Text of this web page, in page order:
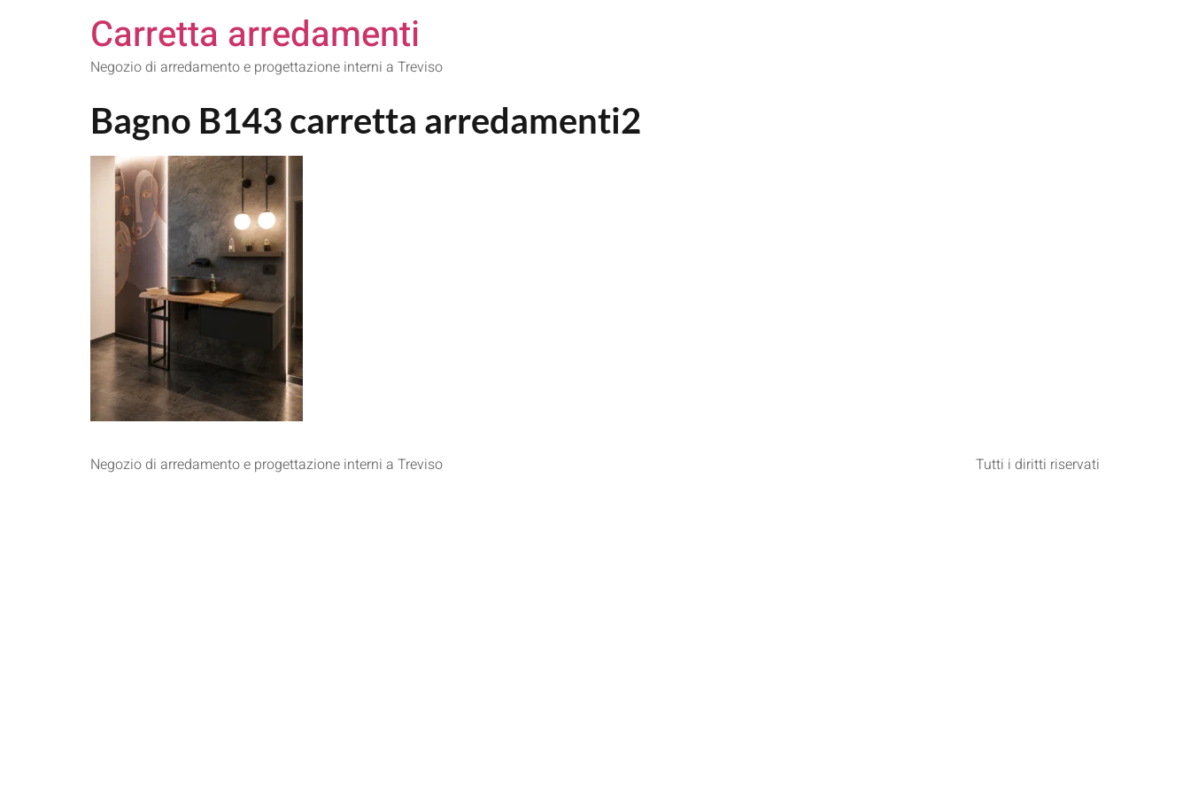
Carretta arredamenti
Negozio di arredamento e progettazione interni a Treviso
Bagno B143 carretta arredamenti2
Negozio di arredamento e progettazione interni a Treviso Tutti i diritti riservati